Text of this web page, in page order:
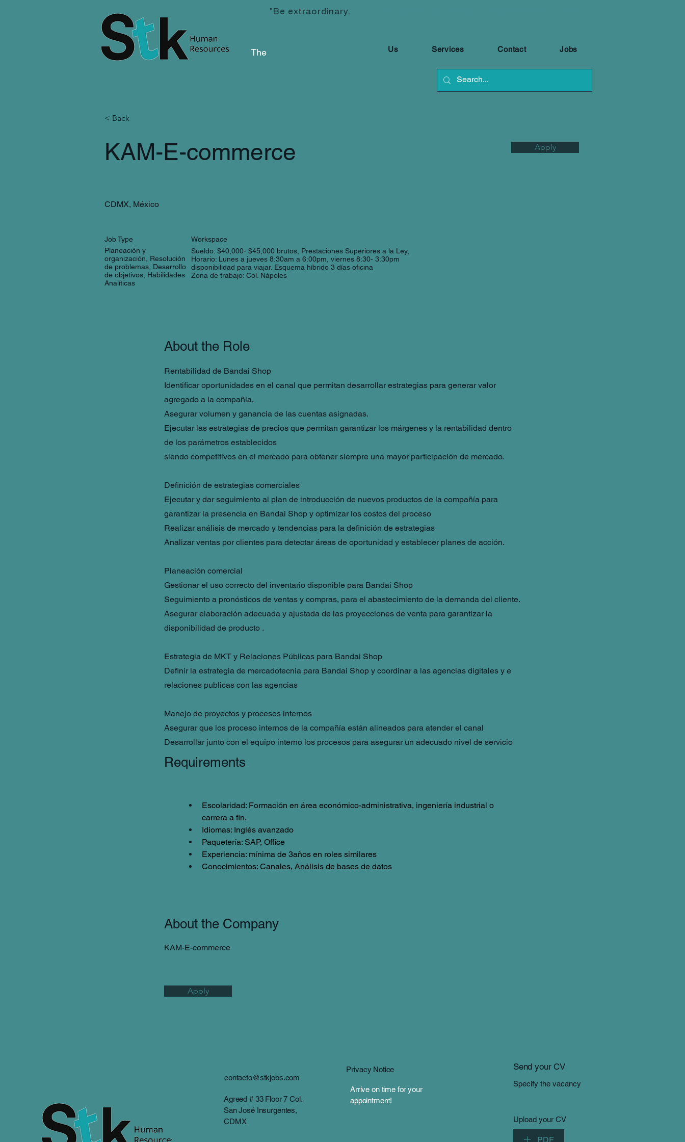
"Be extraordinary.
The Us Services Contact Jobs
< Back
KAM-E-commerce Apply
CDMX, México
Job Type
Planeación y
organización, Resolución
de problemas, Desarrollo
de objetivos, Habilidades
Analíticas
Workspace
Sueldo: $40,000- $45,000 brutos, Prestaciones Superiores a la Ley,
Horario: Lunes a jueves 8:30am a 6:00pm, viernes 8:30- 3:30pm
disponibilidad para viajar. Esquema híbrido 3 días oficina
Zona de trabajo: Col. Nápoles
About the Role
Rentabilidad de Bandai Shop
Identificar oportunidades en el canal que permitan desarrollar estrategias para generar valor
agregado a la compañía.
Asegurar volumen y ganancia de las cuentas asignadas.
Ejecutar las estrategias de precios que permitan garantizar los márgenes y la rentabilidad dentro
de los parámetros establecidos
siendo competitivos en el mercado para obtener siempre una mayor participación de mercado.
Definición de estrategias comerciales
Ejecutar y dar seguimiento al plan de introducción de nuevos productos de la compañía para
garantizar la presencia en Bandai Shop y optimizar los costos del proceso
Realizar análisis de mercado y tendencias para la definición de estrategias
Analizar ventas por clientes para detectar áreas de oportunidad y establecer planes de acción.
Planeación comercial
Gestionar el uso correcto del inventario disponible para Bandai Shop
Seguimiento a pronósticos de ventas y compras, para el abastecimiento de la demanda del cliente.
Asegurar elaboración adecuada y ajustada de las proyecciones de venta para garantizar la
disponibilidad de producto .
Estrategia de MKT y Relaciones Públicas para Bandai Shop
Definir la estrategia de mercadotecnia para Bandai Shop y coordinar a las agencias digitales y e
relaciones publicas con las agencias
Manejo de proyectos y procesos internos
Asegurar que los proceso internos de la compañía están alineados para atender el canal
Desarrollar junto con el equipo interno los procesos para asegurar un adecuado nivel de servicio
Requirements
Escolaridad: Formación en área económico-administrativa, ingeniería industrial o
carrera a fin.
Idiomas: Inglés avanzado
Paquetería: SAP, Office
Experiencia: mínima de 3años en roles similares
Conocimientos: Canales, Análisis de bases de datos
About the Company
KAM-E-commerce
Apply
contacto@stkjobs.com
Agreed # 33 Floor 7 Col.
San José Insurgentes,
CDMX
Privacy Notice Send your CV
Specify the vacancy
Upload your CV
PDF
Arrive on time for your
appointment!